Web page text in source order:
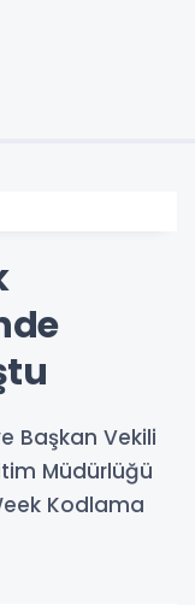
Başkan Vekili
Müdürlüğü
Kodlama